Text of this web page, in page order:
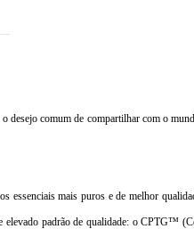
desejo comum de compartilhar com o
essenciais mais puros e de melhor
elevado padrão de qualidade: o CPTG™